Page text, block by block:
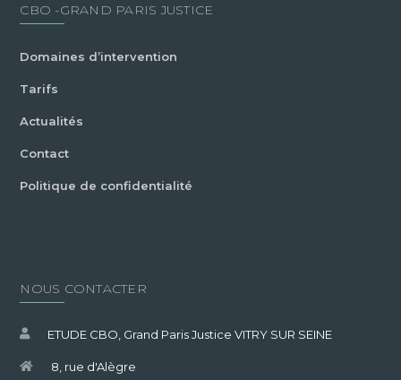
CBO -GRAND PARIS JUSTICE
Domaines d’intervention
Tarifs
Actualités
Contact
Politique de confidentialité
NOUS CONTACTER
ETUDE CBO, Grand Paris Justice VITRY SUR SEINE
8, rue d'Alègre